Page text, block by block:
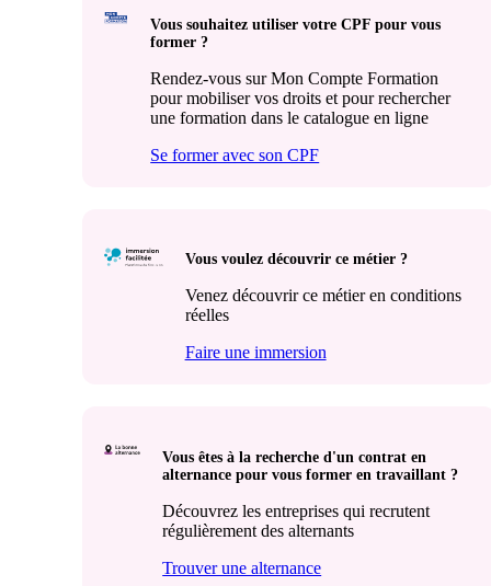
Vous souhaitez utiliser votre CPF pour vous
former ?
Rendez-vous sur Mon Compte Formation
pour mobiliser vos droits et pour rechercher
une formation dans le catalogue en ligne
Se former avec son CPF
Vous voulez découvrir ce métier ?
Venez découvrir ce métier en conditions
réelles
Faire une immersion
Vous êtes à la recherche d'un contrat en
alternance pour vous former en travaillant ?
Découvrez les entreprises qui recrutent
régulièrement des alternants
Trouver une alternance